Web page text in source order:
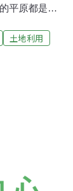
平原都是看
20世紀初對
千萬公噸，
同珊瑚呈參
年竣工，視
外烏山頭水
使不透水的
力帶動而均
工法非常罕
它的特殊地
土地利用